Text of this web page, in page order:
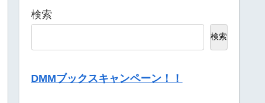
検索
検索
DMMブックスキャンペーン！！